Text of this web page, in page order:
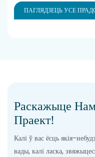
ПАГЛЯДЗЕЦЬ УСЕ
Раскажыце
Праект!
Калі ў вас ёсць якія-
вады, калі ласка,